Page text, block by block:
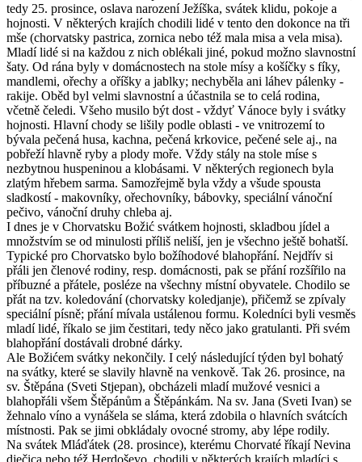
tedy 25. prosince, oslava narození Ježíška, svátek klidu, pokoje a
hojnosti. V některých krajích chodili lidé v tento den dokonce na tři
mše (chorvatsky pastrica, zornica nebo též mala misa a vela misa).
Mladí lidé si na každou z nich oblékali jiné, pokud možno slavnostní
šaty. Od rána byly v domácnostech na stole mísy a košíčky s fíky,
mandlemi, ořechy a oříšky a jablky; nechyběla ani láhev pálenky -
rakije. Oběd byl velmi slavnostní a účastnila se to celá rodina,
včetně čeledi. Všeho musilo být dost - vždyť Vánoce byly i svátky
hojnosti. Hlavní chody se lišily podle oblasti - ve vnitrozemí to
bývala pečená husa, kachna, pečená krkovice, pečené sele aj., na
pobřeží hlavně ryby a plody moře. Vždy stály na stole míse s
nezbytnou huspeninou a klobásami. V některých regionech byla
zlatým hřebem sarma. Samozřejmě byla vždy a všude spousta
sladkostí - makovníky, ořechovníky, bábovky, speciální vánoční
pečivo, vánoční druhy chleba aj.
I dnes je v Chorvatsku Božić svátkem hojnosti, skladbou jídel a
množstvím se od minulosti příliš neliší, jen je všechno ještě bohatší.
Typické pro Chorvatsko bylo božíhodové blahopřání. Nejdřív si
přáli jen členové rodiny, resp. domácnosti, pak se přání rozšířilo na
příbuzné a přátele, posléze na všechny místní obyvatele. Chodilo se
přát na tzv. koledování (chorvatsky koledjanje), přičemž se zpívaly
speciální písně; přání mívala ustálenou formu. Koledníci byli vesměs
mladí lidé, říkalo se jim čestitari, tedy něco jako gratulanti. Při svém
blahopřání dostávali drobné dárky.
Ale Božićem svátky nekončily. I celý následující týden byl bohatý
na svátky, které se slavily hlavně na venkově. Tak 26. prosince, na
sv. Štěpána (Sveti Stjepan), obcházeli mladí mužové vesnici a
blahopřáli všem Štěpánům a Štěpánkám. Na sv. Jana (Sveti Ivan) se
žehnalo víno a vynášela se sláma, která zdobila o hlavních svátcích
místnosti. Pak se jimi obkládaly ovocné stromy, aby lépe rodily.
Na svátek Mláďátek (28. prosince), kterému Chorvaté říkají Nevina